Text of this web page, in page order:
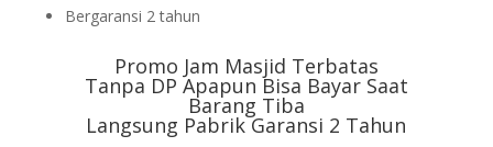
Bergaransi 2 tahun
Promo Jam Masjid Terbatas
Tanpa DP Apapun Bisa Bayar Saat
Barang Tiba
Langsung Pabrik Garansi 2 Tahun